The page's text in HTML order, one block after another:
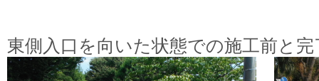
東側入口を向いた状態での施工前と